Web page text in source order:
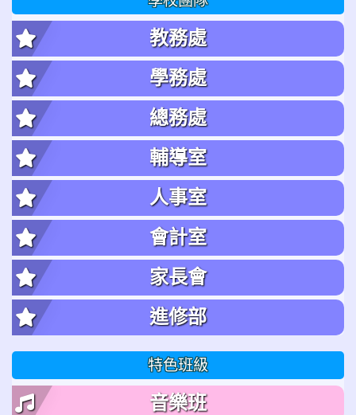
教務處
學務處
總務處
輔導室
人事室
會計室
家長會
進修部
特色班級
音樂班